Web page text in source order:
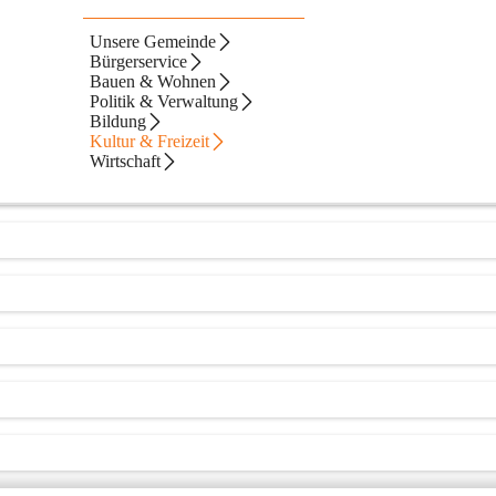
Unsere Gemeinde
Bürgerservice
Bauen & Wohnen
Politik & Verwaltung
Bildung
Kultur & Freizeit
Wirtschaft